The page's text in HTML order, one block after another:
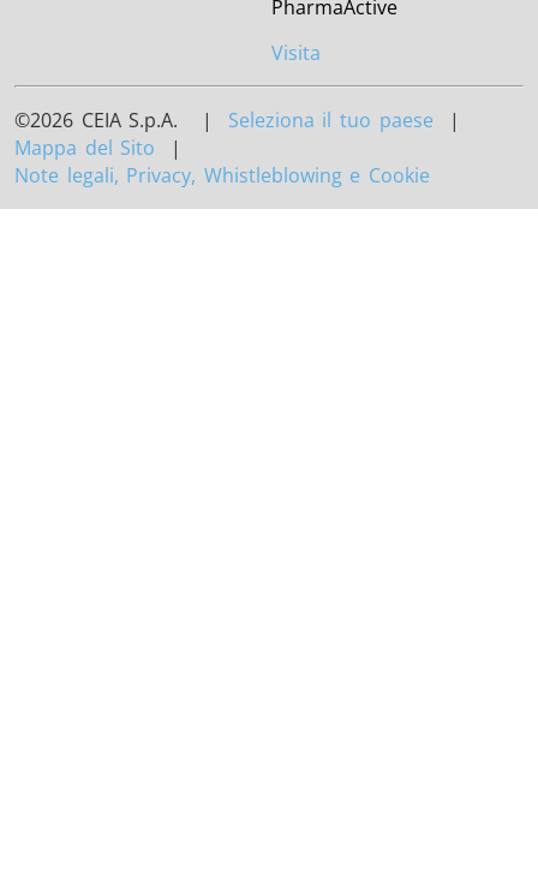
PharmaActive
Visita
©2026 CEIA S.p.A. | Seleziona il tuo paese |
Mappa del Sito |
Note legali, Privacy, Whistleblowing e Cookie